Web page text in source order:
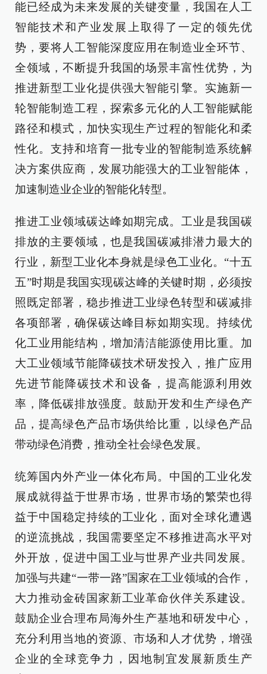
能已经成为未来发展的关键变量，我国在人工
智能技术和产业发展上取得了一定的领先优
势，要将人工智能深度应用在制造业全环节、
全领域，不断提升我国的场景丰富性优势，为
推进新型工业化提供强大智能引擎。实施新一
轮智能制造工程，探索多元化的人工智能赋能
路径和模式，加快实现生产过程的智能化和柔
性化。支持和培育一批专业的智能制造系统解
决方案供应商，发展功能强大的工业智能体，
加速制造业企业的智能化转型。
推进工业领域碳达峰如期完成。工业是我国碳
排放的主要领域，也是我国碳减排潜力最大的
行业，新型工业化本身就是绿色工业化。“十五
五”时期是我国实现碳达峰的关键时期，必须按
照既定部署，稳步推进工业绿色转型和碳减排
各项部署，确保碳达峰目标如期实现。持续优
化工业用能结构，增加清洁能源使用比重。加
大工业领域节能降碳技术研发投入，推广应用
先进节能降碳技术和设备，提高能源利用效
率，降低碳排放强度。鼓励开发和生产绿色产
品，提高绿色产品市场供给比重，以绿色产品
带动绿色消费，推动全社会绿色发展。
统筹国内外产业一体化布局。中国的工业化发
展成就得益于世界市场，世界市场的繁荣也得
益于中国稳定持续的工业化，面对全球化遭遇
的逆流挑战，我国需要坚定不移推进高水平对
外开放，促进中国工业与世界产业共同发展。
加强与共建“一带一路”国家在工业领域的合作，
大力推动金砖国家新工业革命伙伴关系建设。
鼓励企业合理布局海外生产基地和研发中心，
充分利用当地的资源、市场和人才优势，增强
企业的全球竞争力，因地制宜发展新质生产